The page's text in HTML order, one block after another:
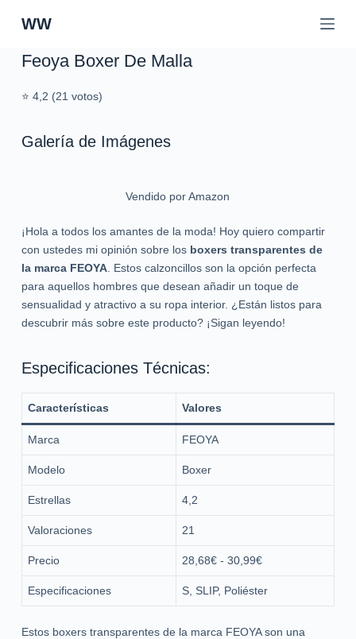
S
n
o
WW
Feoya Boxer De Malla
⭐ 4,2 (21 votos)
Galería de Imágenes
Vendido por Amazon
¡Hola a todos los amantes de la moda! Hoy quiero compartir
con ustedes mi opinión sobre los boxers transparentes de
la marca FEOYA. Estos calzoncillos son la opción perfecta
para aquellos hombres que desean añadir un toque de
sensualidad y atractivo a su ropa interior. ¿Están listos para
descubrir más sobre este producto? ¡Sigan leyendo!
Especificaciones Técnicas:
Características Valores
Marca FEOYA
Modelo Boxer
Estrellas 4,2
Valoraciones 21
Precio 28,68€ - 30,99€
Especificaciones S, SLIP, Poliéster
Estos boxers transparentes de la marca FEOYA son una